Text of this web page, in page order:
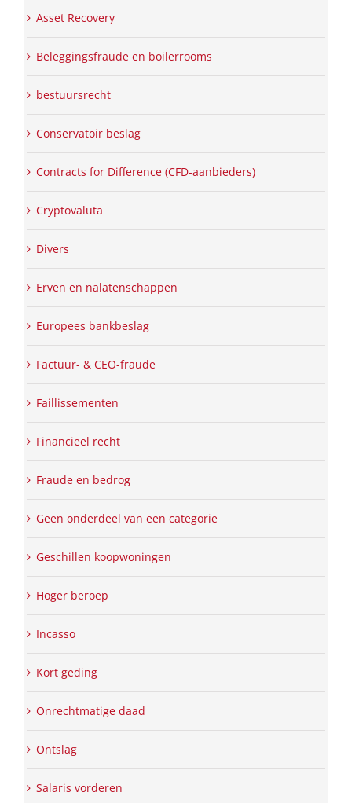
Asset Recovery
Beleggingsfraude en boilerrooms
bestuursrecht
Conservatoir beslag
Contracts for Difference (CFD-aanbieders)
Cryptovaluta
Divers
Erven en nalatenschappen
Europees bankbeslag
Factuur- & CEO-fraude
Faillissementen
Financieel recht
Fraude en bedrog
Geen onderdeel van een categorie
Geschillen koopwoningen
Hoger beroep
Incasso
Kort geding
Onrechtmatige daad
Ontslag
Salaris vorderen